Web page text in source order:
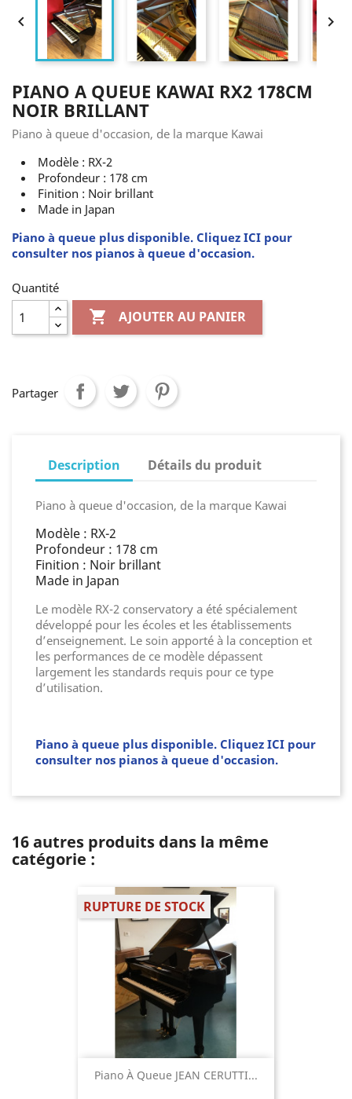
 
PIANO A QUEUE KAWAI RX2 178CM
NOIR BRILLANT
Piano à queue d'occasion, de la marque Kawai
Modèle : RX-2
Profondeur : 178 cm
Finition : Noir brillant
Made in Japan
Piano à queue plus disponible. Cliquez ICI pour
consulter nos pianos à queue d'occasion.
Quantité
 AJOUTER AU PANIER
Partager
Description Détails du produit
Piano à queue d'occasion, de la marque Kawai
Modèle : RX-2
Profondeur : 178 cm
Finition : Noir brillant
Made in Japan
Le modèle RX-2 conservatory a été spécialement
développé pour les écoles et les établissements
d’enseignement. Le soin apporté à la conception et
les performances de ce modèle dépassent
largement les standards requis pour ce type
d’utilisation.
Piano à queue plus disponible. Cliquez ICI pour
consulter nos pianos à queue d'occasion.
16 autres produits dans la même
catégorie :
Piano À Queue JEAN CERUTTI...
RUPTURE DE STOCK